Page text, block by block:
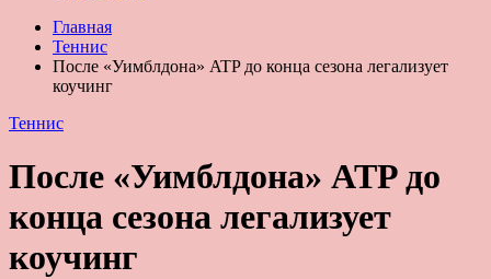
Главная
Теннис
После «Уимблдона» ATP до конца сезона легализует
коучинг
Теннис
После «Уимблдона» ATP до
конца сезона легализует
коучинг